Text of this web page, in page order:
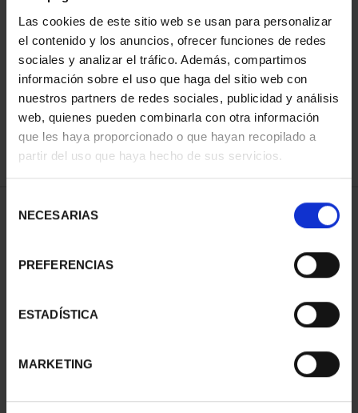
Las cookies de este sitio web se usan para personalizar
el contenido y los anuncios, ofrecer funciones de redes
sociales y analizar el tráfico. Además, compartimos
información sobre el uso que haga del sitio web con
nuestros partners de redes sociales, publicidad y análisis
web, quienes pueden combinarla con otra información
que les haya proporcionado o que hayan recopilado a
partir del uso que haya hecho de sus servicios.
NECESARIAS
PREFERENCIAS
ESTADÍSTICA
MARKETING
ORDENAR POR:
REFINAR
1 Productos encontrados